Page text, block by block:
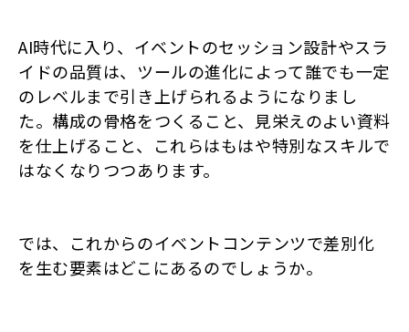
AI時代に入り、イベントのセッション設計やスラ
イドの品質は、ツールの進化によって誰でも一定
のレベルまで引き上げられるようになりまし
た。構成の骨格をつくること、見栄えのよい資料
を仕上げること、これらはもはや特別なスキルで
はなくなりつつあります。
では、これからのイベントコンテンツで差別化
を生む要素はどこにあるのでしょうか。